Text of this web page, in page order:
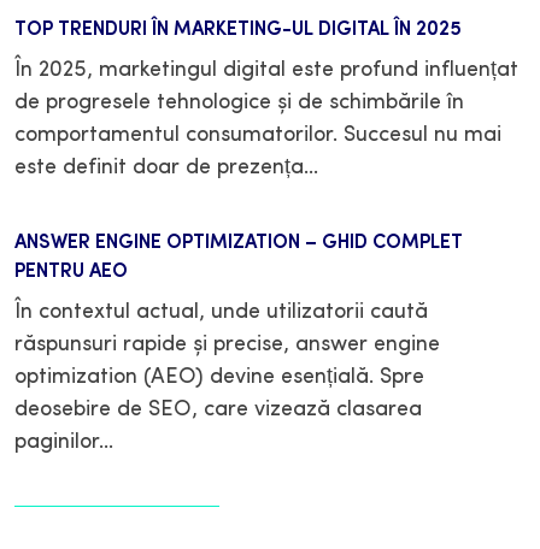
TOP TRENDURI ÎN MARKETING-UL DIGITAL ÎN 2025
În 2025, marketingul digital este profund influențat
de progresele tehnologice și de schimbările în
comportamentul consumatorilor. Succesul nu mai
este definit doar de prezența…
ANSWER ENGINE OPTIMIZATION – GHID COMPLET
PENTRU AEO
În contextul actual, unde utilizatorii caută
răspunsuri rapide și precise, answer engine
optimization (AEO) devine esențială. Spre
deosebire de SEO, care vizează clasarea
paginilor…